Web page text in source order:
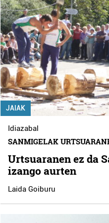
JAIAK
Idiazabal
SANMIGELAK
Urtsuaranen ez da
izango aurten
Laida Goiburu